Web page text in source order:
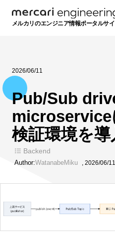
メルカリのエンジニア情報ポータルサイ
2026/06/11
Pub/Sub
microservice
検証環境を
Backend
Author:WatanabeMiku , 2026/06/11